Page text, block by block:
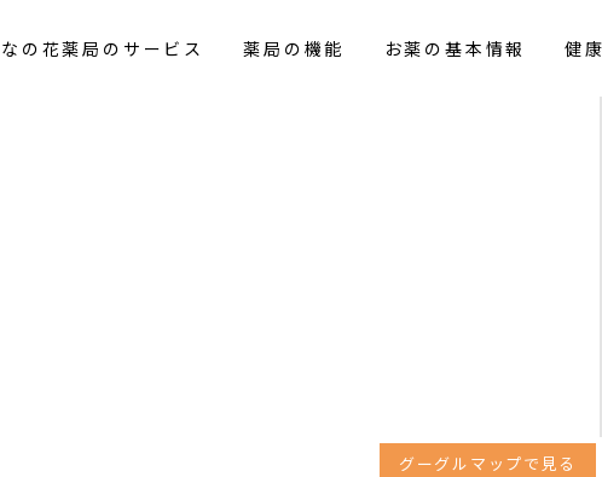
なの花薬局のサービス 薬局の機能 お薬の基本情報 健
グーグルマップで見る